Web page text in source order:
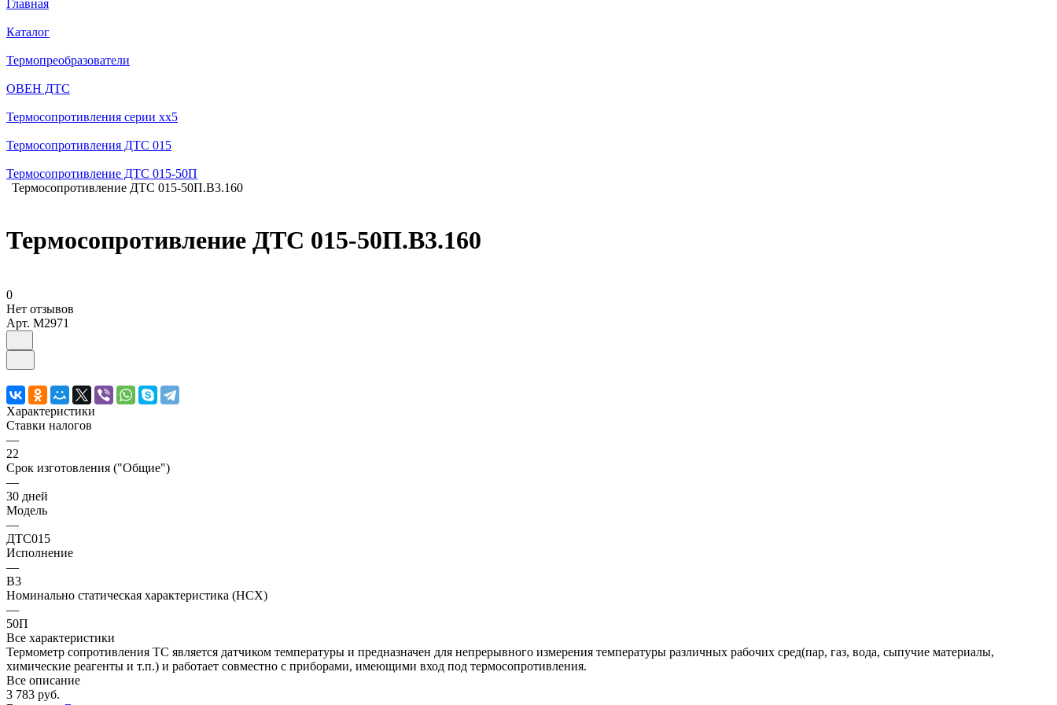
Главная
Каталог
Термопреобразователи
ОВЕН ДТС
Термосопротивления серии хх5
Термосопротивления ДТС 015
Термосопротивление ДТС 015-50П
Термосопротивление ДТС 015-50П.В3.160
Термосопротивление ДТС 015-50П.В3.160
0
Нет отзывов
Арт. M2971
Характеристики
Ставки налогов
—
22
Срок изготовления ("Общие")
—
30 дней
Модель
—
ДТС015
Исполнение
—
В3
Номинально статическая характеристика (НСХ)
—
50П
Все характеристики
Термометр сопротивления ТС является датчиком температуры и предназначен для непрерывного измерения температуры различных рабочих сред(пар, газ, вода, сыпучие материалы,
химические реагенты и т.п.) и работает совместно с приборами, имеющими вход под термосопротивления.
Все описание
3 783 руб.